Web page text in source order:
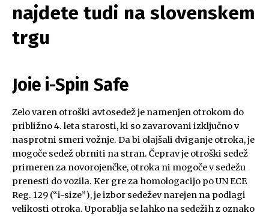
najdete tudi na slovenskem
trgu
Joie i-Spin Safe
Zelo varen otroški avtosedež je namenjen otrokom do
približno 4. leta starosti, ki so zavarovani izključno v
nasprotni smeri vožnje. Da bi olajšali dviganje otroka, je
mogoče sedež obrniti na stran. Čeprav je otroški sedež
primeren za novorojenčke, otroka ni mogoče v sedežu
prenesti do vozila. Ker gre za homologacijo po UN ECE
Reg. 129 (“i-size”), je izbor sedežev narejen na podlagi
velikosti otroka. Uporablja se lahko na sedežih z oznako